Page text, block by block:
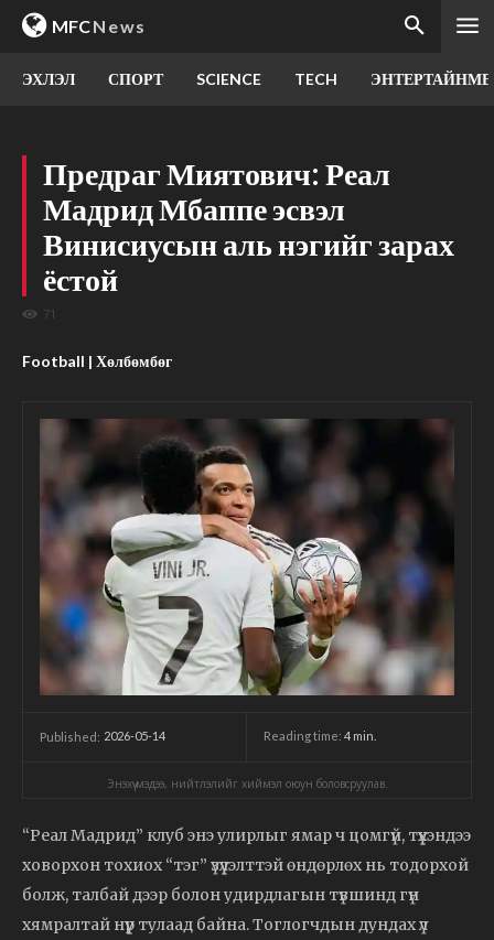
MFCNews
ЭХЛЭЛ СПОРТ SCIENCE TECH
Предраг Миятович: Реал
Мадрид Мбаппе эсвэл
Винисиусын аль нэгийг зарах
ёстой
71
Football | Хөлбөмбөг
Published: 2026-05-14 Reading time: 4 min.
Энэхүү мэдээ, нийтлэлийг хиймэл оюун боловсруулав.
“Реал Мадрид” клуб энэ улирлыг ямар ч цомгүй, түүхэндээ
ховорхон тохиох “тэг” үзүүлэлттэй өндөрлөх нь тодорхой
болж, талбай дээр болон удирдлагын түвшинд гүн
хямралтай нүүр тулаад байна. Тоглогчдын дундах үл